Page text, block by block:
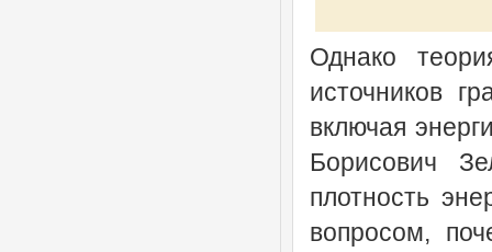
Однако
источников
включая
Борисович
плотность
вопросом,